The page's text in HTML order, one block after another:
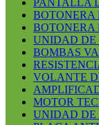
PANTALLA
BOTONERA
BOTONERA
UNIDAD DE
BOMBAS
VOLANTE
MOTOR
UNIDAD DE